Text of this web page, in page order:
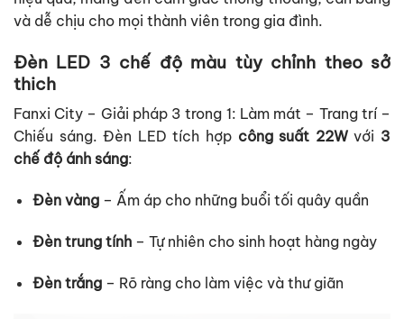
và dễ chịu cho mọi thành viên trong gia đình.
Đèn LED 3 chế độ màu tùy chỉnh theo sở
thich
Fanxi City – Giải pháp 3 trong 1: Làm mát – Trang trí –
Chiếu sáng. Đèn LED tích hợp công suất 22Wvới 3
chế độ ánh sáng:
Đèn vàng– Ấm áp cho những buổi tối quây quần
Đèn trung tính– Tự nhiên cho sinh hoạt hàng ngày
Đèn trắng – Rõ ràng cho làm việc và thư giãn